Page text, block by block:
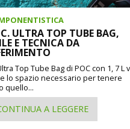
ULTRA TOP TUBE BAG,
E TECNICA DA
Top Tube Bag di POC con 1, 7 L
lo spazio necessario per tenere
quello...
A LEGGERE